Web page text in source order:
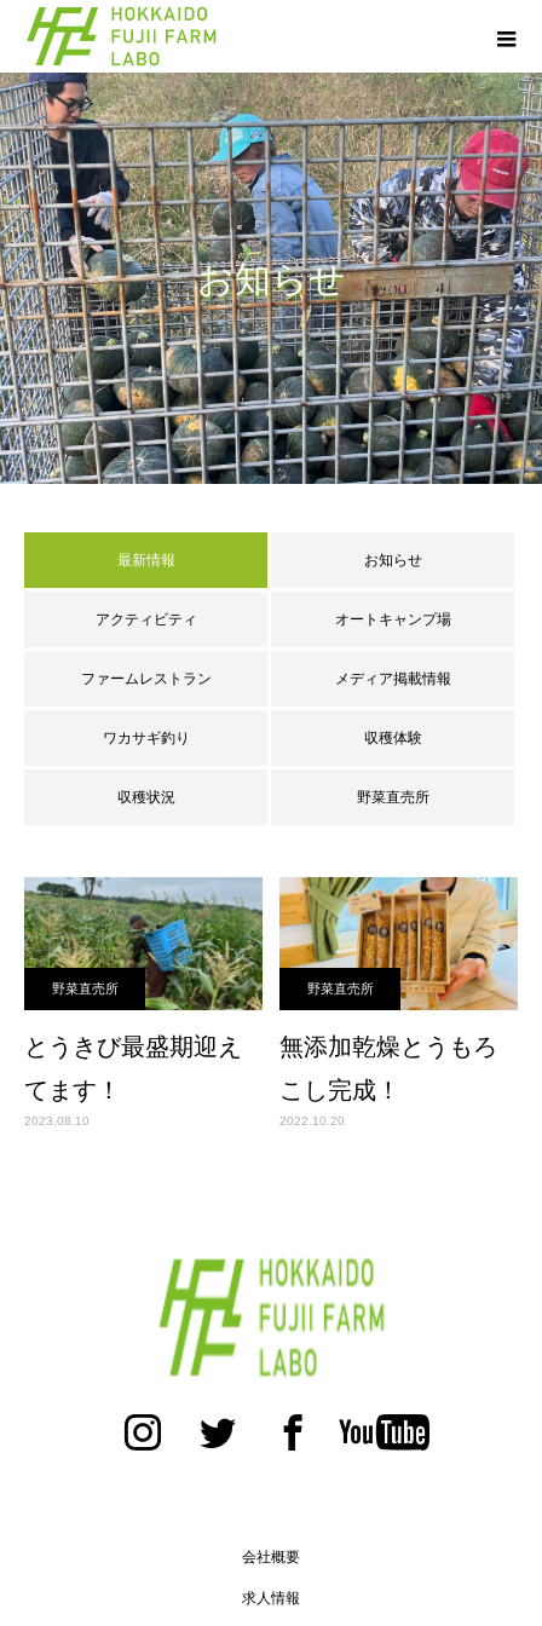
お知らせ
最新情報 お知らせ
アクティビティ オートキャンプ場
ファームレストラン メディア掲載情報
ワカサギ釣り 収穫体験
収穫状況 野菜直売所
野菜直売所
とうきび最盛期迎え
てます！
2023.08.10
野菜直売所
無添加乾燥とうもろ
こし完成！
2022.10.20
会社概要
求人情報